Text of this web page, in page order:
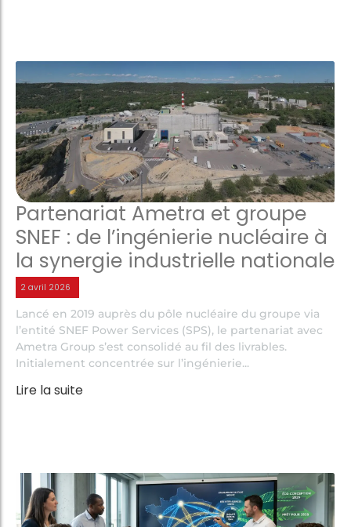
Partenariat Ametra et groupe
SNEF : de l’ingénierie nucléaire à
la synergie industrielle nationale
2 avril 2026
Lancé en 2019 auprès du pôle nucléaire du groupe via
l’entité SNEF Power Services (SPS), le partenariat avec
Ametra Group s’est consolidé au fil des livrables.
Initialement concentrée sur l’ingénierie...
Lire la suite